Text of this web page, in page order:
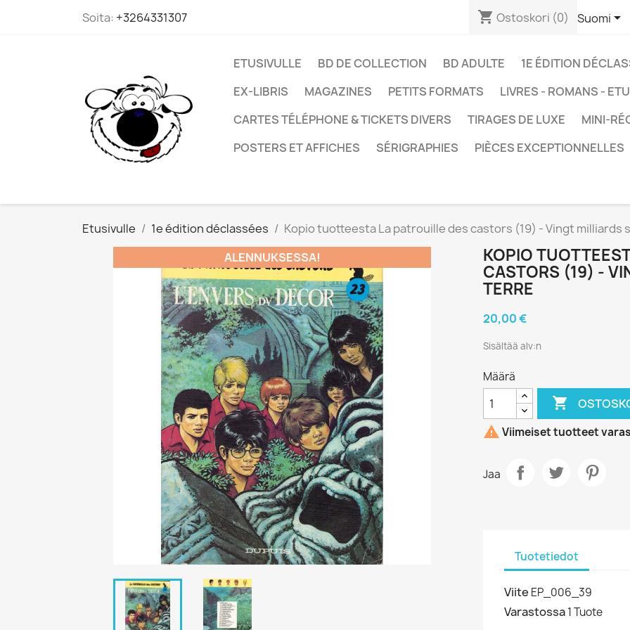
Soita: +3264331307 shopping_cart Ostoskori (0) Suomi
ETUSIVULLE BD DE COLLECTION BD ADULTE 1E ÉDITION
EX-LIBRIS
MAGAZINES PETITS FORMATS LIVRES - ROMANS -
CARTES TÉLÉPHONE & TICKETS DIVERS
TIRAGES DE LUXE
MINI-
POSTERS ET AFFICHES
SÉRIGRAPHIES PIÈCES EXCEPTIONNELLES
Etusivulle 1e édition déclassées
Kopio tuotteesta La patrouille des castors (19) - Vingt milliards
ALENNUKSESSA!
KOPIO
CASTORS (19) -
TERRE
20,00 €
Sisältää alv:n
Määrä

 Viimeiset tuotteet
Jaa
Tuotetiedot
Viite EP_006_39
Varastossa1 Tuote